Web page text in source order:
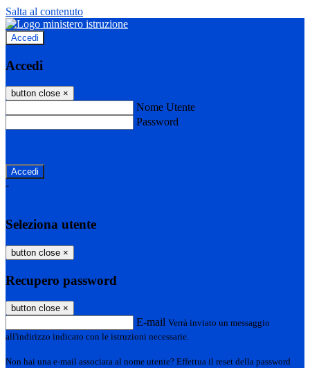
Salta al contenuto
Accedi
Accedi
button close ×
Nome Utente
Password
-
Seleziona utente
button close ×
Recupero password
button close ×
E-mail Verrà inviato un messaggio
all'indirizzo indicato con le istruzioni necessarie.
Non hai una e-mail associata al nome utente? Effettua il reset della password